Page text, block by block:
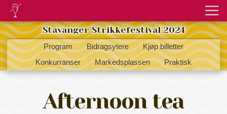
Stavanger Strikkefestival 2024
Program Bidragsytere
Kjøp billetter
Konkurranser
Markedsplassen Praktisk
Afternoon tea